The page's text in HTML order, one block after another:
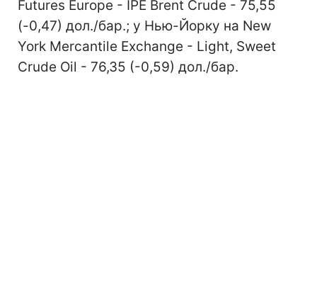
Futures Europe - IPE Brent Crude - 75,55
(-0,47) дол./бар.; у Нью-Йорку на New
York Mercantile Exchange - Light, Sweet
Crude Oil - 76,35 (-0,59) дол./бар.